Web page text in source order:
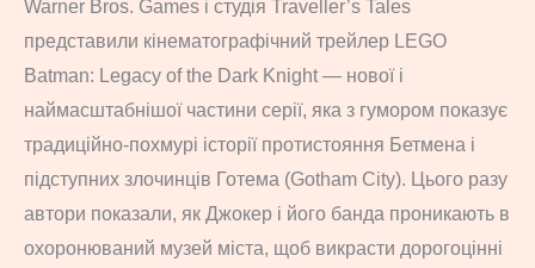
порушенні
закону
про
азартні
ігри
Warner Bros. Games і студія Traveller’s Tales
представили кінематографічний трейлер LEGO
Batman: Legacy of the Dark Knight — нової і
наймасштабнішої частини серії, яка з гумором показує
традиційно-похмурі історії протистояння Бетмена і
підступних злочинців Готема (Gotham City). Цього разу
автори показали, як Джокер і його банда проникають в
охоронюваний музей міста, щоб викрасти дорогоцінні